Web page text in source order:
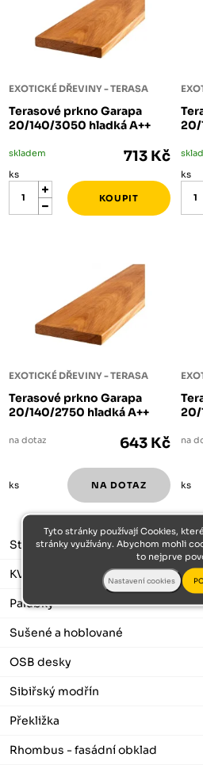
EXOTICKÉ DŘEVINY - TERASA
Terasové prkno Garapa
20/140/3050 hladká A++
skladem 713 Kč
ks
20/
ks
EXOTICKÉ DŘEVINY - TERASA
Terasové prkno Garapa
20/140/2750 hladká A++
na dotaz 643 Kč
ks
20/
na
ks
Stavební řezivo
KVH hranoly
Palubky
Sušené a hoblované
OSB desky
Sibiřský modřín
Překližka
Rhombus - fasádní obklad
Tyto stránky používají Cookies,
stránky využívány. Abychom mohli
to nejprve